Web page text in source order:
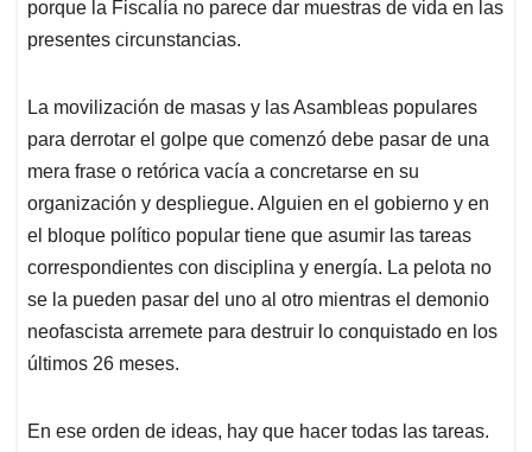
porque la Fiscalía no parece dar muestras de vida en las
presentes circunstancias.
La movilización de masas y las Asambleas populares
para derrotar el golpe que comenzó debe pasar de una
mera frase o retórica vacía a concretarse en su
organización y despliegue. Alguien en el gobierno y en
el bloque político popular tiene que asumir las tareas
correspondientes con disciplina y energía. La pelota no
se la pueden pasar del uno al otro mientras el demonio
neofascista arremete para destruir lo conquistado en los
últimos 26 meses.
En ese orden de ideas, hay que hacer todas las tareas.